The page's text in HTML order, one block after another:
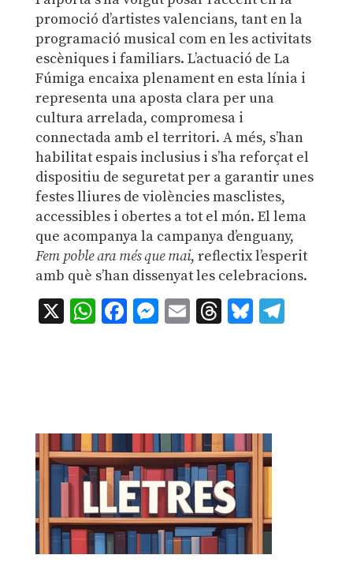
promoció d’artistes valencians, tant en la
programació musical com en les activitats
escèniques i familiars. L’actuació de La
Fúmiga encaixa plenament en esta línia i
representa una aposta clara per una
cultura arrelada, compromesa i
connectada amb el territori. A més, s’han
habilitat espais inclusius i s’ha reforçat el
dispositiu de seguretat per a garantir unes
festes lliures de violències masclistes,
accessibles i obertes a tot el món. El lema
que acompanya la campanya d’enguany,
Fem poble ara més que mai, reflectix l’esperit
amb què s’han dissenyat les celebracions.
X WhatsApp
Facebook
Messenger
EmailThreads
Bluesky